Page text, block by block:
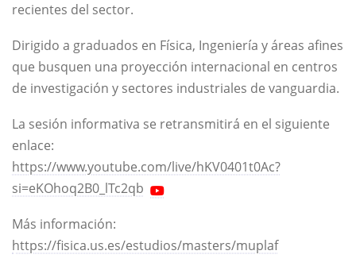
recientes del sector.
Dirigido a graduados en Física, Ingeniería y áreas afines
que busquen una proyección internacional en centros
de investigación y sectores industriales de vanguardia.
La sesión informativa se retransmitirá en el siguiente
enlace:
https://www.youtube.com/live/hKV0401t0Ac?
si=eKOhoq2B0_lTc2qb
Más información:
https://fisica.us.es/estudios/masters/muplaf